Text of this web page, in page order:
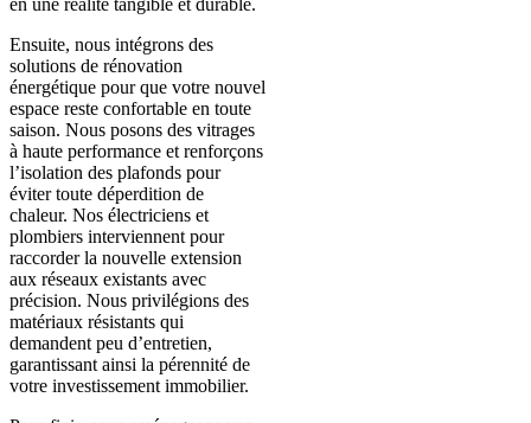
en une réalité tangible et durable.
Ensuite, nous intégrons des
solutions de rénovation
énergétique pour que votre nouvel
espace reste confortable en toute
saison. Nous posons des vitrages
à haute performance et renforçons
l’isolation des plafonds pour
éviter toute déperdition de
chaleur. Nos électriciens et
plombiers interviennent pour
raccorder la nouvelle extension
aux réseaux existants avec
précision. Nous privilégions des
matériaux résistants qui
demandent peu d’entretien,
garantissant ainsi la pérennité de
votre investissement immobilier.